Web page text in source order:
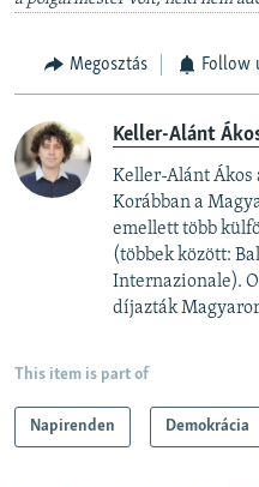
Megosztás Follow
Keller-Alánt
Keller-Alánt Ákos
Korábban a
emellett több
(többek között:
Internazionale).
díjazták
This item is part of
Napirenden Demokrácia